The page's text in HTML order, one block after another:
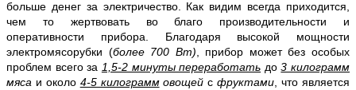
больше денег за электричество. Как видим всегда приходится,
чем то жертвовать во благо производительности и
оперативности прибора. Благодаря высокой мощности
электромясорубки (более 700 Вт), прибор может без особых
проблем всего за 1,5-2 минуты переработать до 3 килограмм
мяса и около 4-5 килограммовощей сфруктами, что является